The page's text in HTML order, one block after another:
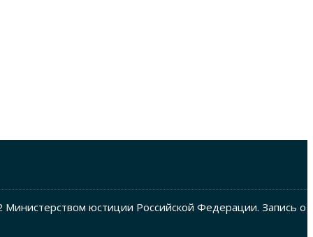
юстиции Российской Федерации. Запись о